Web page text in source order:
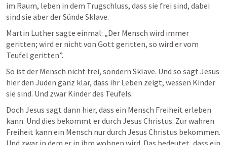
im Raum, leben in dem Trugschluss, dass sie frei sind, dabei
sind sie aber der Sünde Sklave.
Martin Luther sagte einmal: „Der Mensch wird immer
geritten; wird er nicht von Gott geritten, so wird er vom
Teufel geritten”.
So ist der Mensch nicht frei, sondern Sklave. Und so sagt Jesus
hier den Juden ganz klar, dass ihr Leben zeigt, wessen Kinder
sie sind. Und zwar Kinder des Teufels.
Doch Jesus sagt dann hier, dass ein Mensch Freiheit erleben
kann. Und dies bekommt er durch Jesus Christus. Zur wahren
Freiheit kann ein Mensch nur durch Jesus Christus bekommen.
Und zwar in dem er in ihm wohnen wird. Das bedeutet, dass ein